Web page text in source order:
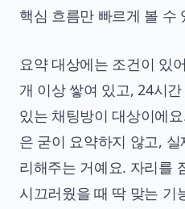
핵심 흐름만 빠르게 볼 수
요약 대상에는 조건이 있
개 이상 쌓여 있고, 24시
있는 채팅방이 대상이에
은 굳이 요약하지 않고,
리해주는 거예요. 자리를
시끄러웠을 때 딱 맞는 기